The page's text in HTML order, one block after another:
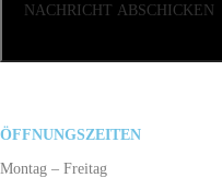
NACHRICHT ABSCHICKEN
ÖFFNUNGSZEITEN
Montag – Freitag